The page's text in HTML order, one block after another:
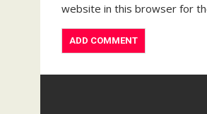
website in this browser for